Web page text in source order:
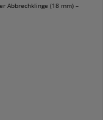
Abbrechklinge (18 mm) –